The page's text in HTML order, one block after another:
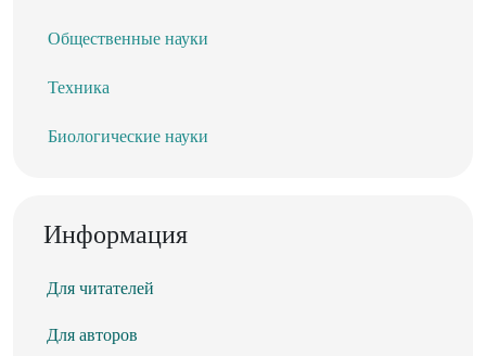
Общественные науки
Техника
Биологические науки
Информация
Для читателей
Для авторов